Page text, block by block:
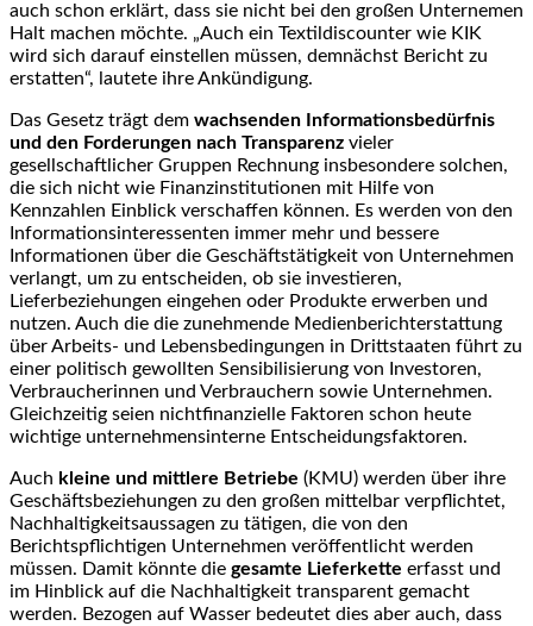
auch schon erklärt, dass sie nicht bei den großen Unternemen
Halt machen möchte. „Auch ein Textildiscounter wie KIK
wird sich darauf einstellen müssen, demnächst Bericht zu
erstatten“, lautete ihre Ankündigung.
Das Gesetz trägt dem wachsenden Informationsbedürfnis
und den Forderungen nach Transparenz vieler
gesellschaftlicher Gruppen Rechnung insbesondere solchen,
die sich nicht wie Finanzinstitutionen mit Hilfe von
Kennzahlen Einblick verschaffen können. Es werden von den
Informationsinteressenten immer mehr und bessere
Informationen über die Geschäftstätigkeit von Unternehmen
verlangt, um zu entscheiden, ob sie investieren,
Lieferbeziehungen eingehen oder Produkte erwerben und
nutzen. Auch die die zunehmende Medienberichterstattung
über Arbeits- und Lebensbedingungen in Drittstaaten führt zu
einer politisch gewollten Sensibilisierung von Investoren,
Verbraucherinnen und Verbrauchern sowie Unternehmen.
Gleichzeitig seien nichtfinanzielle Faktoren schon heute
wichtige unternehmensinterne Entscheidungsfaktoren.
Auch kleine und mittlere Betriebe (KMU) werden über ihre
Geschäftsbeziehungen zu den großen mittelbar verpflichtet,
Nachhaltigkeitsaussagen zu tätigen, die von den
Berichtspflichtigen Unternehmen veröffentlicht werden
müssen. Damit könnte die gesamte Lieferkette erfasst und
im Hinblick auf die Nachhaltigkeit transparent gemacht
werden. Bezogen auf Wasser bedeutet dies aber auch, dass